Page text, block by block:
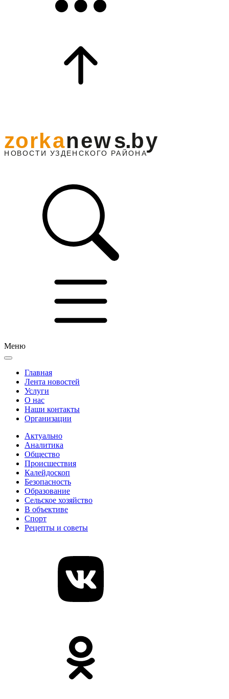
Меню
Главная
Лента новостей
Услуги
О нас
Наши контакты
Организации
Актуально
Аналитика
Общество
Происшествия
Калейдоскоп
Безопасность
Образование
Сельское хозяйство
В объективе
Спорт
Рецепты и советы